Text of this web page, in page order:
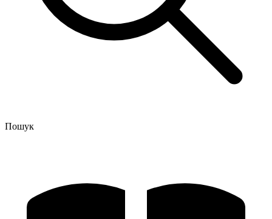
Пошук